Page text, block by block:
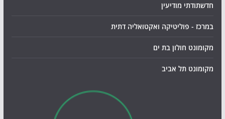
חדשתודתי מודיעין
במרכז - פוליטיקה ואקטואליה דתית
מקומונט חולון בת ים
מקומונט תל אביב